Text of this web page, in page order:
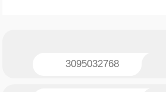
3095032768